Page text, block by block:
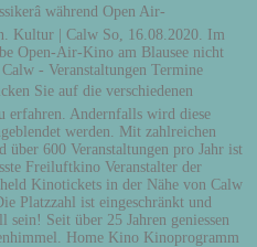
während Open Air-
Kultur | Calw So, 16.08.2020. Im
Open-Air-Kino am Blausee nicht
- Veranstaltungen Termine
Sie auf die verschiedenen
erfahren. Andernfalls wird diese
werden. Mit zahlreichen
über 600 Veranstaltungen pro Jahr ist
Freiluftkino Veranstalter der
Kinotickets in der Nähe von Calw
Platzzahl ist eingeschränkt und
Seit über 25 Jahren geniessen
Home Kino Kinoprogramm